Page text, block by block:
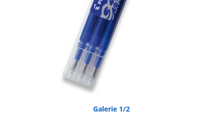
Galerie 1/2